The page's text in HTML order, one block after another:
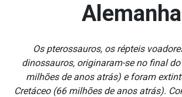
Alemanha
Os pterossauros, os répteis
dinossauros, originaram-se no final
milhões de anos atrás) e foram
Cretáceo (66 milhões de anos atrás).